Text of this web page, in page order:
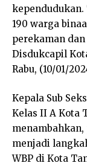
kependudukan.
190 warga
perekaman
Disdukcapil
Rabu, (10/01/
Kepala Sub
Kelas II A Kota
menjadi
WBP di Kota